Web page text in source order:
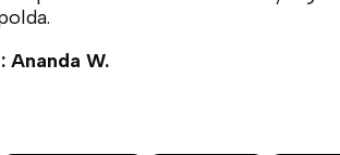
Ananda W.